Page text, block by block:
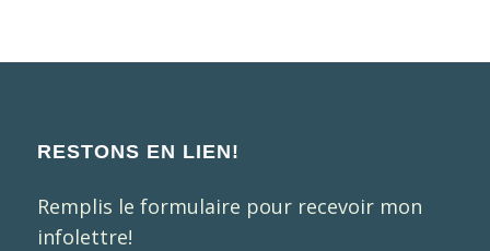
RESTONS EN LIEN!
Remplis le formulaire pour recevoir mon
infolettre!